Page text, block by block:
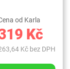
od Karla
Kč
Kč bez DPH